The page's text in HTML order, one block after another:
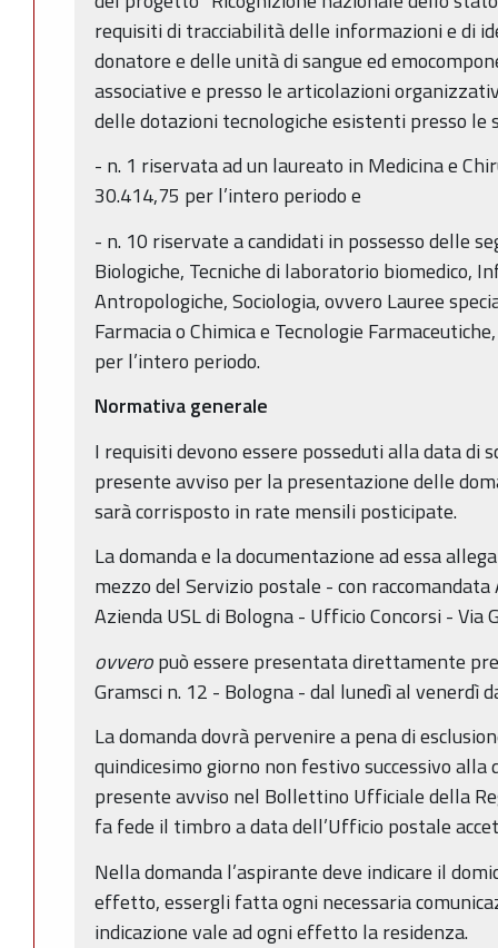
requisiti di tracciabilità delle informazioni e di
donatore e delle unità di sangue ed
associative e presso le articolazioni
delle dotazioni tecnologiche esistenti presso le
- n. 1 riservata ad un laureato in Medicina e
30.414,75 per l’intero periodo e
- n. 10 riservate a candidati in possesso delle
Biologiche, Tecniche di laboratorio biomedico,
Antropologiche, Sociologia, ovvero Lauree
Farmacia o Chimica e Tecnologie
per l’intero periodo.
Normativa generale
I requisiti devono essere posseduti alla data di
presente avviso per la presentazione delle
sarà corrisposto in rate mensili posticipate.
La domanda e la documentazione ad essa
mezzo del Servizio postale - con raccomandata
Azienda USL di Bologna - Ufficio Concorsi - Via
ovveropuò essere presentata direttamente
Gramsci n. 12 - Bologna - dal lunedì al venerdì
La domanda dovrà pervenire a pena di
quindicesimo giorno non festivo successivo
presente avviso nel Bollettino Ufficiale della
fa fede il timbro a data dell’Ufficio postale
Nella domanda l’aspirante deve indicare il
effetto, essergli fatta ogni necessaria
indicazione vale ad ogni effetto la residenza.